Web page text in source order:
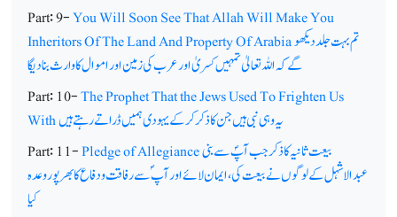
Part: 9-You Will Soon See That Allah Will Make You
Inheritors Of The Land And Property Of Arabiaتم بہت جلد دیکھو
گے کہ اللہ تعالیٰ تمہیں کسریٰ اور عرب کی زمین اور اموال کا وارث بنا دیگا
Part: 10-The Prophet That the Jews Used To Frighten Us
Withیہ وہی نبی ہیں جن کا ذکر کرکے یہودی ہمیں ڈراتے رہتے ہیں
Part: 11-Pledge of Allegianceبیعت ثانیہ کا ذکر جب آپؐ سے بنی
عبدالاشہل کے لوگوں نے بیعت کی،ایمان لائے اور آپ ؐسے رفاقت و دفاع کا بھرپور وعدہ
کیا